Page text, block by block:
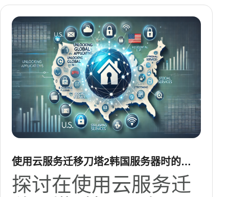
使用云服务迁移刀塔2韩国服务器时的延
迟与兼容性考虑
探讨在使用云服务迁